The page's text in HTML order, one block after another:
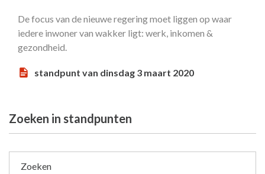
De focus van de nieuwe regering moet liggen op waar
iedere inwoner van wakker ligt: werk, inkomen &
gezondheid.
standpunt van dinsdag 3 maart 2020
Zoeken in standpunten
Zoeken